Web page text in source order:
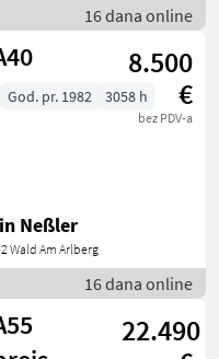
16 dana online
8.500
€
bez PDV-a
God. pr. 1982 3058 h
Neßler
Wald Am Arlberg
16 dana online
22.490